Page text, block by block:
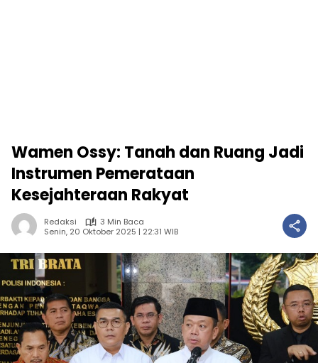
Wamen Ossy: Tanah dan Ruang Jadi
Instrumen Pemerataan
Kesejahteraan Rakyat
Redaksi
3 Min Baca
Senin, 20 Oktober 2025 | 22:31 WIB